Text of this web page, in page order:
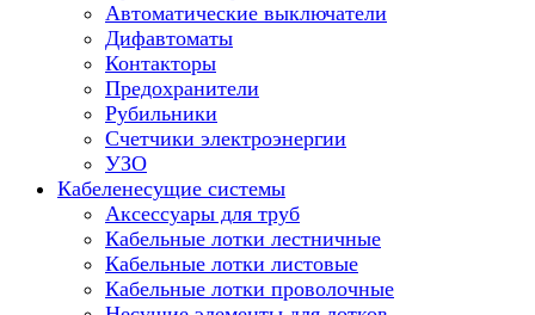
Автоматические выключатели
Дифавтоматы
Контакторы
Предохранители
Рубильники
Счетчики электроэнергии
УЗО
Кабеленесущие системы
Аксессуары для труб
Кабельные лотки лестничные
Кабельные лотки листовые
Кабельные лотки проволочные